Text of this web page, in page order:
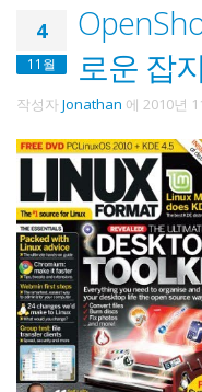
4
11월
로운 잡
작성자Jonathan 에 2010년